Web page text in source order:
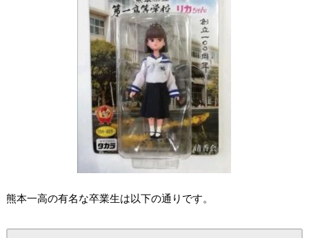
熊本一高の有名な卒業生は以下の通りです。